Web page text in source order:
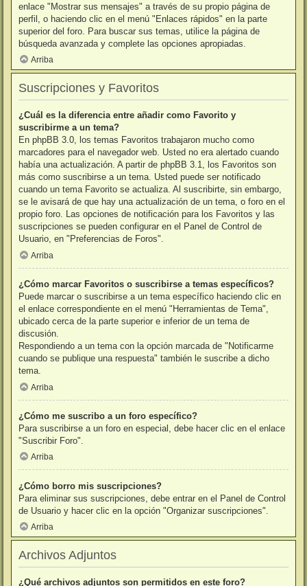
enlace "Mostrar sus mensajes" a través de su propio página de
perfil, o haciendo clic en el menú "Enlaces rápidos" en la parte
superior del foro. Para buscar sus temas, utilice la página de
búsqueda avanzada y complete las opciones apropiadas.
Arriba
Suscripciones y Favoritos
¿Cuál es la diferencia entre añadir como Favorito y
suscribirme a un tema?
En phpBB 3.0, los temas Favoritos trabajaron mucho como
marcadores para el navegador web. Usted no era alertado cuando
había una actualización. A partir de phpBB 3.1, los Favoritos son
más como suscribirse a un tema. Usted puede ser notificado
cuando un tema Favorito se actualiza. Al suscribirte, sin embargo,
se le avisará de que hay una actualización de un tema, o foro en el
propio foro. Las opciones de notificación para los Favoritos y las
suscripciones se pueden configurar en el Panel de Control de
Usuario, en "Preferencias de Foros".
Arriba
¿Cómo marcar Favoritos o suscribirse a temas específicos?
Puede marcar o suscribirse a un tema específico haciendo clic en
el enlace correspondiente en el menú "Herramientas de Tema",
ubicado cerca de la parte superior e inferior de un tema de
discusión.
Respondiendo a un tema con la opción marcada de "Notificarme
cuando se publique una respuesta" también le suscribe a dicho
tema.
Arriba
¿Cómo me suscribo a un foro específico?
Para suscribirse a un foro en especial, debe hacer clic en el enlace
"Suscribir Foro".
Arriba
¿Cómo borro mis suscripciones?
Para eliminar sus suscripciones, debe entrar en el Panel de Control
de Usuario y hacer clic en la opción "Organizar suscripciones".
Arriba
Archivos Adjuntos
¿Qué archivos adjuntos son permitidos en este foro?